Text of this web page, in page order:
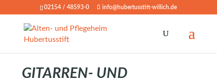
02154 / 48593-0 info@hubertusstift-willich.de
GITARREN- UND